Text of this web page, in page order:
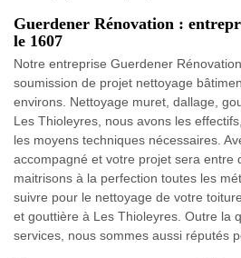
Guerdener Rénovation :
le 1607
Notre entreprise Guerdener
soumission de projet nettoyage
environs. Nettoyage muret, dallage,
Les Thioleyres, nous avons les
les moyens techniques nécessaires.
accompagné et votre projet sera entre
maitrisons à la perfection toutes les
suivre pour le nettoyage de votre
et gouttière à Les Thioleyres. Outre la
services, nous sommes aussi réputés